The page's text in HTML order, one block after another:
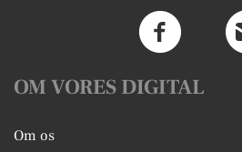
OM VORES DIGITAL
Om os